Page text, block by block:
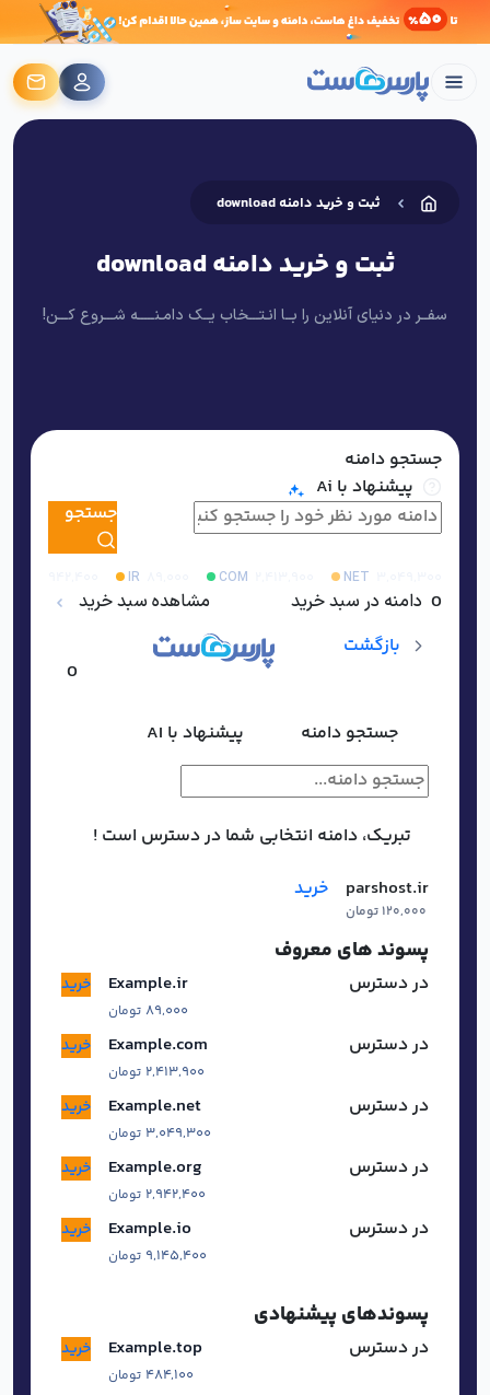
ثبت و خرید دامنه download
ثبت و خرید دامنه download
سفــر در دنیای آنلاین را بــا انـتـــخاب یــک دامـنـــــه شـــروع کـــن!
جستجو دامنه
پیشنهاد با Ai
جستجو
NET
COM
IR
0 دامنه در سبد خرید مشاهده سبد خرید
بازگشت
0
جستجو دامنه پیشنهاد با AI
تبریک، دامنه انتخابی شما در دسترس است !
parshost.ir
۱۲۰,۰۰۰ تومان
خرید
پسوند های معروف
خرید Example.ir
۸۹,۰۰۰ تومان
در دسترس
خرید Example.com
۲,۴۱۳,۹۰۰ تومان
در دسترس
خرید Example.net
۳,۰۴۹,۳۰۰ تومان
در دسترس
خرید Example.org
۲,۹۴۲,۴۰۰ تومان
در دسترس
خرید Example.io
۹,۱۴۵,۴۰۰ تومان
در دسترس
پسوندهای پیشنهادی
خرید Example.top
۴۸۴,۱۰۰ تومان
در دسترس